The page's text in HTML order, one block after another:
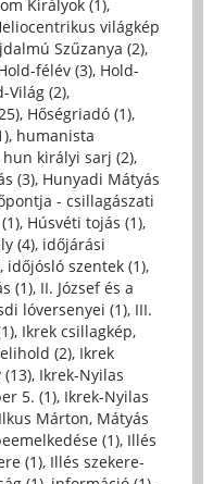
Királyok (1),
világkép
Szűzanya (2),
félév (3), Hold-
Világ (2),
, Hőségriadó (1),
, humanista
hun királyi sarj (2),
(3), Hunyadi Mátyás
- csillagászati
, Húsvéti tojás (1),
(4), időjárási
, időjósló szentek (1),
(1), II. József és a
lóversenyei (1), III.
, Ikrek csillagkép,
(2), Ikrek
, Ikrek-Nyilas
5. (1), Ikrek-Nyilas
Ilkus Márton, Mátyás
(1), Illés
(1), Illés szekere-